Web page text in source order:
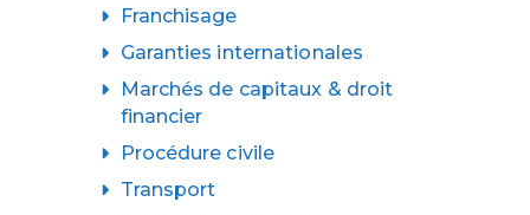
Franchisage
Garanties internationales
Marchés de capitaux & droit
financier
Procédure civile
Transport